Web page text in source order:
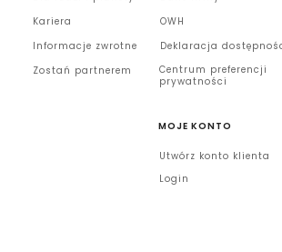
Kariera
Informacje zwrotne
Zostań partnerem
OWH
Deklaracja
Centrum preferencji
prywatności
MOJE KONTO
Utwórz konto klienta
Login